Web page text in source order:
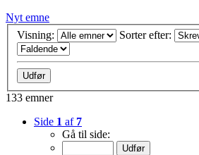
Nyt emne
Visning:
Sorter efter:
133 emner
Side 1 af 7
Gå til side: